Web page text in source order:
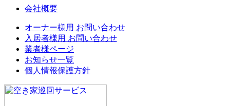
会社概要
オーナー様用 お問い合わせ
入居者様用 お問い合わせ
業者様ページ
お知らせ一覧
個人情報保護方針